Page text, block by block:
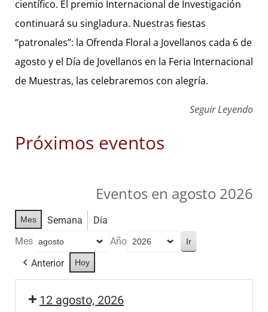
científico. El premio Internacional de Investigación
continuará su singladura. Nuestras fiestas
“patronales”: la Ofrenda Floral a Jovellanos cada 6 de
agosto y el Día de Jovellanos en la Feria Internacional
de Muestras, las celebraremos con alegría.
Seguir Leyendo
Próximos eventos
Eventos en agosto 2026
Mes Semana
Día
Mes
Año
Anterior
Hoy
12 agosto, 2026